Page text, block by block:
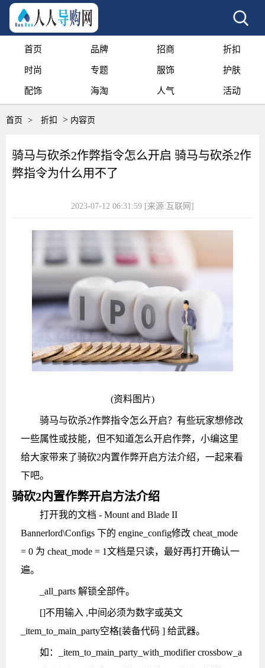
首页 品牌 招商 折扣
时尚 专题 服饰 护肤
配饰 海淘 人气 活动
首页 > 折扣 > 内容页
骑马与砍杀2作弊指令怎么开启 骑马与砍杀2作
弊指令为什么用不了
2023-07-12 06:31:59 [来源:互联网]
(资料图片)
骑马与砍杀2作弊指令怎么开启？有些玩家想修改
一些属性或技能，但不知道怎么开启作弊，小编这里
给大家带来了骑砍2内置作弊开启方法介绍，一起来看
下吧。
骑砍2内置作弊开启方法介绍
打开我的文档 - Mount and Blade II
Bannerlord\Configs 下的 engine_config修改 cheat_mode
= 0 为 cheat_mode = 1文档是只读，最好再打开确认一
遍。
_all_parts 解锁全部件。
[]不用输入 ,中间必须为数字或英文
_item_to_main_party空格[装备代码 ] 给武器。
如：_item_to_main_party_with_modifier crossbow_a